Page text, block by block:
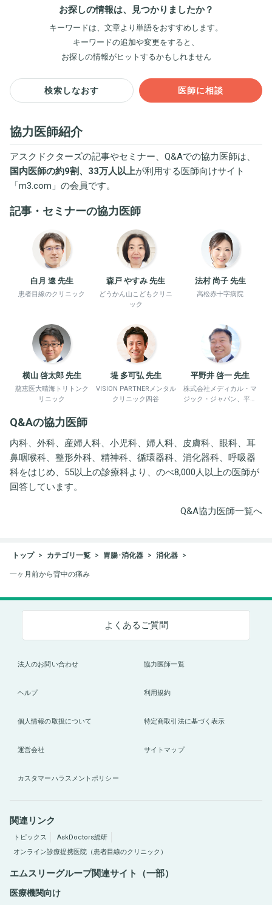
お探しの情報は、見つかりましたか？
キーワードは、文章より単語をおすすめします。
キーワードの追加や変更をすると、
お探しの情報がヒットするかもしれません
検索しなおす 医師に相談
協力医師紹介
アスクドクターズの記事やセミナー、Q&Aでの協力医師は、
国内医師の約9割、33万人以上が利用する医師向けサイト
「m3.com 」の会員です。
記事・セミナーの協力医師
白月 遼 先生
患者目線のクリニック
森戸 やすみ 先生
どうかん山こどもクリニ
ック
法村 尚子 先生
高松赤十字病院
横山 啓太郎 先生
慈恵医大晴海トリトンク
リニック
堤 多可弘 先生
VISION PARTNERメンタル
クリニック四谷
平野井 啓一 先生
株式会社メディカル・マ
ジック・ジャパン、平野
Q&Aの協力医師
内科、外科、産婦人科、小児科、婦人科、皮膚科、眼科、耳
鼻咽喉科、整形外科、精神科、循環器科、消化器科、呼吸器
科をはじめ、55以上の診療科より、のべ8,000人以上の医師が
回答しています。
Q&A協力医師一覧へ
トップ カテゴリ一覧 胃腸･消化器 消化器
一ヶ月前から背中の痛み
よくあるご質問
法人のお問い合わせ 協力医師一覧
ヘルプ 利用規約
個人情報の取扱について 特定商取引法に基づく表示
運営会社 サイトマップ
カスタマーハラスメントポリシー
関連リンク
トピックス
AskDoctors総研
オンライン診療提携医院（患者目線のクリニック）
エムスリーグループ関連サイト（一部）
医療機関向け